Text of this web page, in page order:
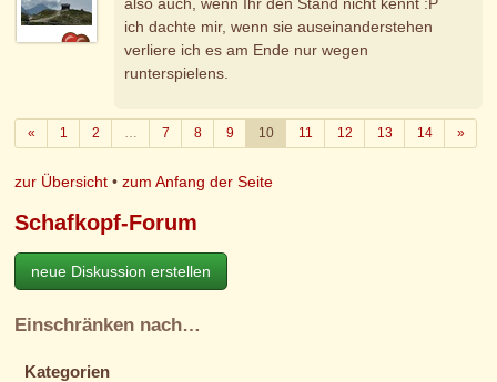
also auch, wenn Ihr den Stand nicht kennt :P
ich dachte mir, wenn sie auseinanderstehen
verliere ich es am Ende nur wegen
runterspielens.
«Zurück
1 2 … 7 8 9 10 11 12 13 14 »
zur Übersicht •zum Anfang der Seite
Schafkopf-Forum
neue Diskussion erstellen
Einschränken nach…
Kategorien